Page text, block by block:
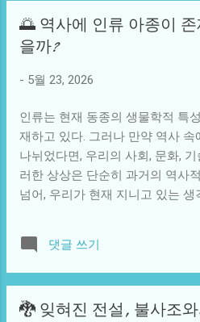
해양 생물을 보호하기 위한 여러
화되고 있다는 사실은 그녀에게
한 섬을 발견했다. 섬에 도착하자
래에서 모여 있는 해양 생물들과
게 움직이던 것처럼...
목하게 된 베일에 싸인 이야기들
정에서 그들이 경험하는 고통은
감동을 주기 마련이다. 특히, 탈출
하게 된다. 드론이나 위성전화와
의 감시를 피하면서 안전한 경로
전문화되고 있다. 사회적으로도
점이 있다. 탈북자들의 숫자가 증
의 수용과 적응 과정도 주목을 끌
운영하고 있으며, 이들의 정착을
와도 연결된다. 예로, 과거 인정
었다는 점은 그 사회적 기여를 보
🌅 역사에 인류 아종이
을까?
- 5월 23, 2026
인류는 현재 동종의 생물학적 특
재하고 있다. 그러나 만약 역사
나뉘었다면, 우리의 사회, 문화,
러한 상상은 단순히 과거의 역사
넘어, 우리가 현재 지니고 있는
역사적 사건 중 하나는 바로 인류
서 시작된 인류의 분화와 이주는
동 등에 의해 광범위하게 이루어
인해 서로 다른 아종으로 진화했
댓글 쓰기
🐉 잊혀진 전설, 불사조